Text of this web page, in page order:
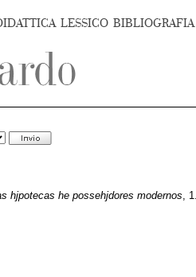
LESSICO BIBLIOGRAFIA
hjpotecas he possehjdores modernos ,